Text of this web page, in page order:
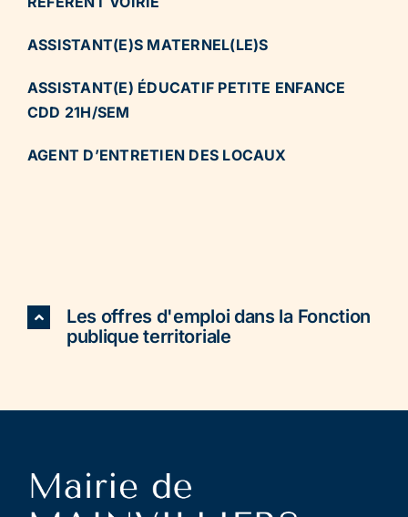
ASSISTANT(E)S MATERNEL(LE)S
ASSISTANT(E) ÉDUCATIF PETITE ENFANCE
CDD 21H/SEM
AGENT D’ENTRETIEN DES LOCAUX
Les offres d'emploi dans la Fonction
publique territoriale